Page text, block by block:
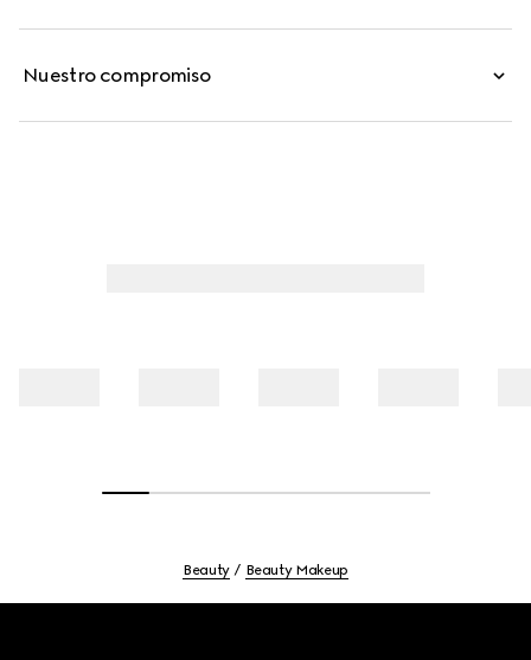
como sobre el maquillaje, para disfrutar de una
Nuestro compromiso
Beauty Beauty Makeup